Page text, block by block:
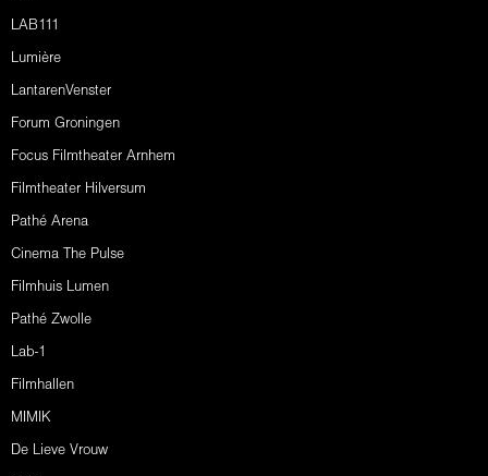
LAB111
Lumière
LantarenVenster
Forum Groningen
Focus Filmtheater Arnhem
Filmtheater Hilversum
Pathé Arena
Cinema The Pulse
Filmhuis Lumen
Pathé Zwolle
Lab-1
Filmhallen
MIMIK
De Lieve Vrouw